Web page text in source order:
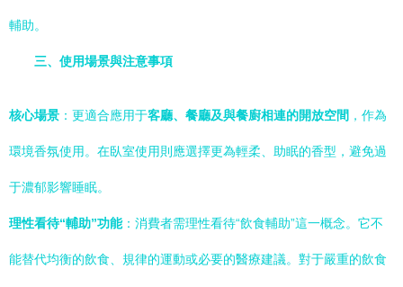
輔助。
三、使用場景與注意事項
核心場景 ：更適合應用于客廳、餐廳及與餐廚相連的開放空間 ，作為
環境香氛使用。在臥室使用則應選擇更為輕柔、助眠的香型，避免過
于濃郁影響睡眠。
理性看待“輔助”功能：消費者需理性看待“飲食輔助”這一概念。它不
能替代均衡的飲食、規律的運動或必要的醫療建議。對于嚴重的飲食